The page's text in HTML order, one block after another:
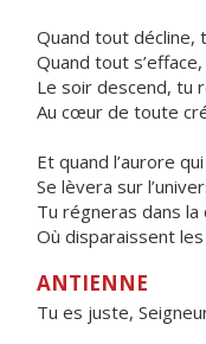
Quand tout décline,
Quand tout
Le soir descend, tu
Au cœur de toute
Et quand l’aurore qui
Se lèvera sur
Tu régneras dans la
Où disparaissent
ANTIENNE
Tu es juste,